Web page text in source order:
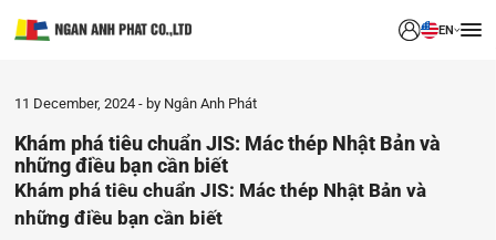
EN
11 December, 2024 by Ngân Anh Phát
Khám phá tiêu chuẩn JIS: Mác thép Nhật Bản và
những điều bạn cần biết
Khám phá tiêu chuẩn JIS: Mác thép Nhật Bản và
những điều bạn cần biết